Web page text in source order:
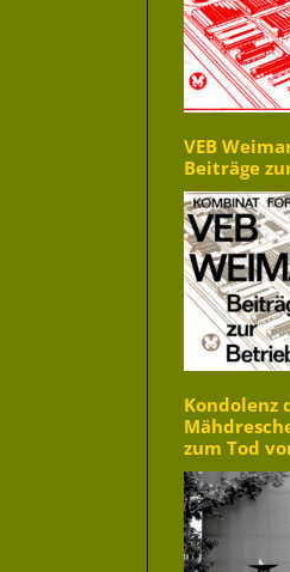
VEB
Beiträge
Kondolenz
zum Tod